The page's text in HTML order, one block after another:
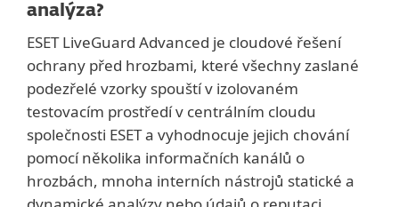
analýza?
ESET LiveGuard Advanced je cloudové řešení
ochrany před hrozbami, které všechny zaslané
podezřelé vzorky spouští v izolovaném
testovacím prostředí v centrálním cloudu
společnosti ESET a vyhodnocuje jejich chování
pomocí několika informačních kanálů o
hrozbách, mnoha interních nástrojů statické a